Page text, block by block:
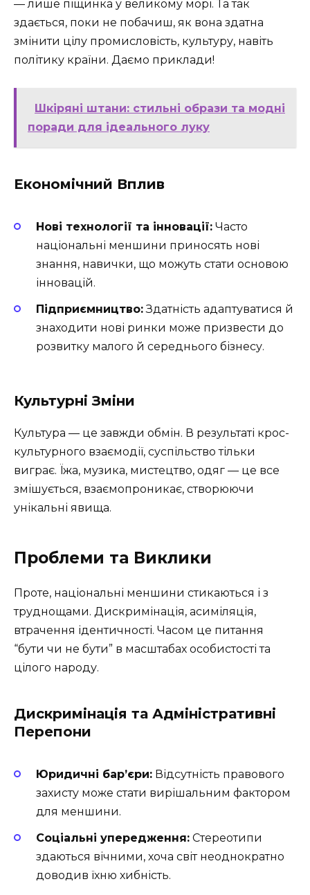
— лише піщинка у великому морі. Та так
здається, поки не побачиш, як вона здатна
змінити цілу промисловість, культуру, навіть
політику країни. Даємо приклади!
Шкіряні штани: стильні образи та модні
поради для ідеального луку
Економічний Вплив
Нові технології та інновації: Часто
національні меншини приносять нові
знання, навички, що можуть стати основою
інновацій.
Підприємництво:Здатність адаптуватися й
знаходити нові ринки може призвести до
розвитку малого й середнього бізнесу.
Культурні Зміни
Культура — це завжди обмін. В результаті крос-
культурного взаємодії, суспільство тільки
виграє. Їжа, музика, мистецтво, одяг — це все
змішується, взаємопроникає, створюючи
унікальні явища.
Проблеми та Виклики
Проте, національні меншини стикаються і з
труднощами. Дискримінація, асиміляція,
втрачення ідентичності. Часом це питання
“бути чи не бути” в масштабах особистості та
цілого народу.
Дискримінація та Адміністративні
Перепони
Юридичні бар’єри: Відсутність правового
захисту може стати вирішальним фактором
для меншини.
Соціальні упередження: Стереотипи
здаються вічними, хоча світ неоднократно
доводив їхню хибність.